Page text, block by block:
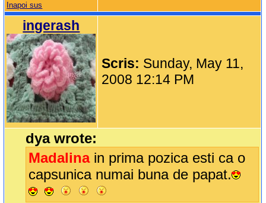
Inapoi sus
ingerash
Scris: Sunday, May 11,
2008 12:14 PM
dya wrote:
Madalina in prima pozica esti ca o
capsunica numai buna de papat.